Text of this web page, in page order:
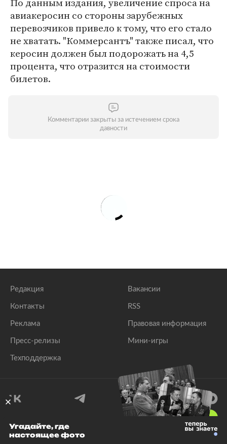
авиакеросин со стороны зарубежных
перевозчиков привело к тому, что его стало
не хватать. "Коммерсантъ" также писал, что
керосин должен был подорожать на 4,5
процента, что отразится на стоимости
билетов.
Комментарии закрыты за истечением срока
давности
Редакция
Контакты
Реклама
Пресс-релизы
Техподдержка
Вакансии
RSS
Правовая информация
Мини-игры
© 1999–2026 Все права защищены.
Угадайте, где
настоящее фото